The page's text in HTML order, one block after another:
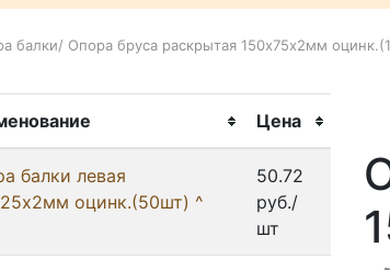
балки/ Опора бруса раскрытая 150х75х2мм
Цена
балки левая
оцинк.(50шт) ^
50.72
руб./
шт